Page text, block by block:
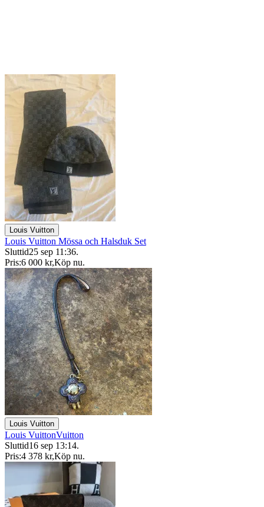
Louis Vuitton
Louis Vuitton Mössa och Halsduk Set
Sluttid25 sep 11:36.
Pris:6 000 kr,Köp nu.
Louis Vuitton
Louis VuittonVuitton
Sluttid16 sep 13:14.
Pris:4 378 kr,Köp nu.